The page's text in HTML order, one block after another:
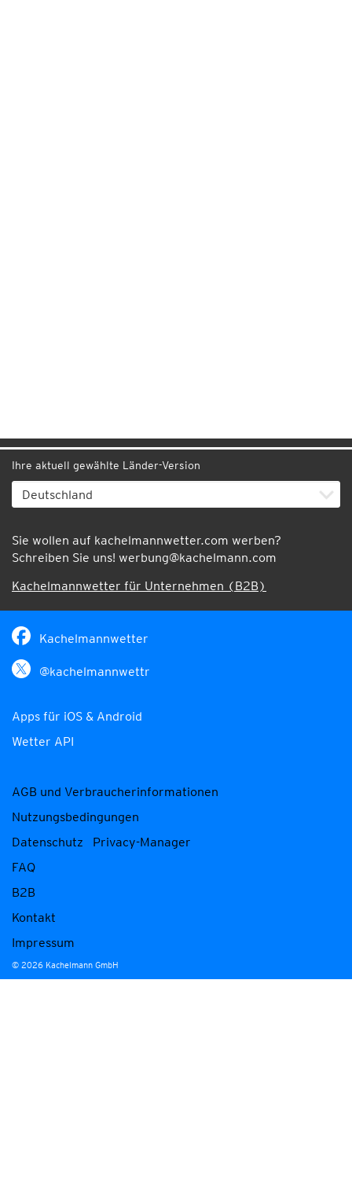
Ihre aktuell gewählte Länder-Version
Sie wollen auf kachelmannwetter.com werben?
Schreiben Sie uns! werbung@kachelmann.com
Kachelmannwetter für Unternehmen (B2B)
Kachelmannwetter
@kachelmannwettr
Apps für iOS & Android
Wetter API
AGB und Verbraucherinformationen
Nutzungsbedingungen
Datenschutz
Privacy-Manager
FAQ
B2B
Kontakt
Impressum
© 2026 Kachelmann GmbH